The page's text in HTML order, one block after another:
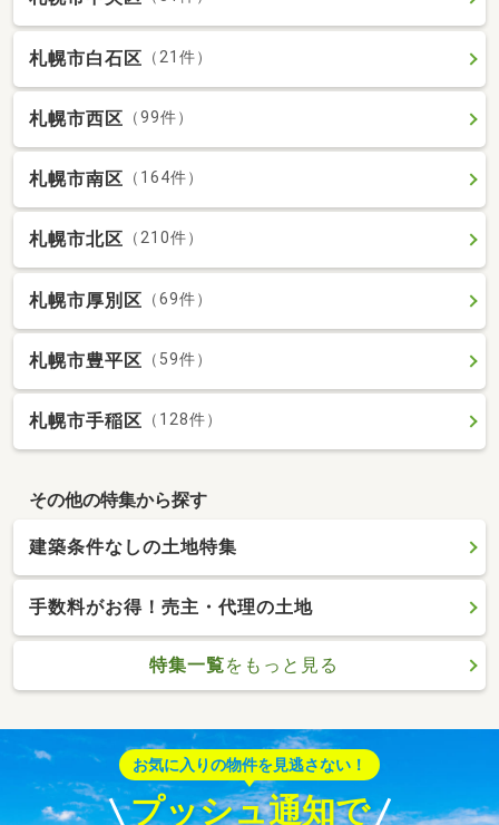
札幌市白石区 （21件）
札幌市西区 （99件）
札幌市南区 （164件）
札幌市北区 （210件）
札幌市厚別区 （69件）
札幌市豊平区 （59件）
札幌市手稲区 （128件）
その他の特集から探す
建築条件なしの土地特集
手数料がお得！売主・代理の土地
特集一覧をもっと見る
お気に入りの物件を見逃さない！
プッシュ通知で